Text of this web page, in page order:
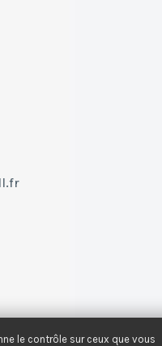
le contrôle sur ceux que vous